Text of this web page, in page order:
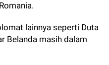
lainnya seperti Duta
Belanda masih dalam